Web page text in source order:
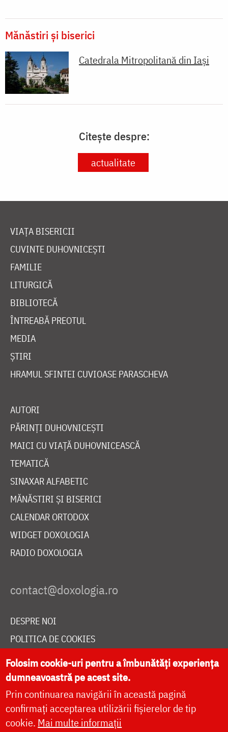
Mănăstiri și biserici
Catedrala Mitropolitană din Iaşi
Citește despre:
actualitate
VIAȚA BISERICII
CUVINTE DUHOVNICEȘTI
FAMILIE
LITURGICĂ
BIBLIOTECĂ
ÎNTREABĂ PREOTUL
MEDIA
ȘTIRI
HRAMUL SFINTEI CUVIOASE PARASCHEVA
AUTORI
PĂRINȚI DUHOVNICEȘTI
MAICI CU VIAȚĂ DUHOVNICEASCĂ
TEMATICĂ
SINAXAR ALFABETIC
MĂNĂSTIRI ȘI BISERICI
CALENDAR ORTODOX
WIDGET DOXOLOGIA
RADIO DOXOLOGIA
DESPRE NOI
POLITICA DE COOKIES
DONEAZĂ ONLINE PENTRU CATEDRALA NAȚIONALĂ
LIVE
Folosim cookie-uri pentru a îmbunătăți experiența
dumneavoastră pe acest site.
Prin continuarea navigării în această pagină
confirmați acceptarea utilizării fișierelor de tip
cookie. Mai multe informații